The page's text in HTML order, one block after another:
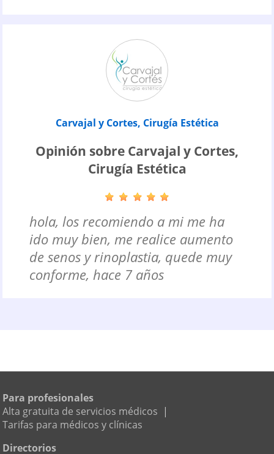
Carvajal y Cortes, Cirugía Estética
Opinión sobre Carvajal y Cortes,
Cirugía Estética
hola, los recomiendo a mi me ha
ido muy bien, me realice aumento
de senos y rinoplastia, quede muy
conforme, hace 7 años
Para profesionales
Alta gratuita de servicios médicos |
Tarifas para médicos y clínicas
Directorios